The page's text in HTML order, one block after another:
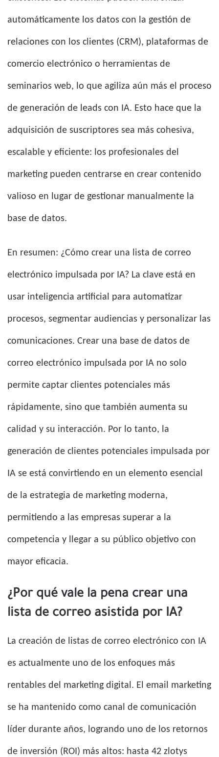
automáticamente los datos con la gestión de
relaciones con los clientes (CRM), plataformas de
comercio electrónico o herramientas de
seminarios web, lo que agiliza aún más el proceso
de generación de leads con IA. Esto hace que la
adquisición de suscriptores sea más cohesiva,
escalable y eficiente: los profesionales del
marketing pueden centrarse en crear contenido
valioso en lugar de gestionar manualmente la
base de datos.
En resumen: ¿Cómo crear una lista de correo
electrónico impulsada por IA? La clave está en
usar inteligencia artificial para automatizar
procesos, segmentar audiencias y personalizar las
comunicaciones. Crear una base de datos de
correo electrónico impulsada por IA no solo
permite captar clientes potenciales más
rápidamente, sino que también aumenta su
calidad y su interacción. Por lo tanto, la
generación de clientes potenciales impulsada por
IA se está convirtiendo en un elemento esencial
de la estrategia de marketing moderna,
permitiendo a las empresas superar a la
competencia y llegar a su público objetivo con
mayor eficacia.
¿Por qué vale la pena crear una
lista de correo asistida por IA?
La creación de listas de correo electrónico con IA
es actualmente uno de los enfoques más
rentables del marketing digital. El email marketing
se ha mantenido como canal de comunicación
líder durante años, logrando uno de los retornos
de inversión (ROI) más altos: hasta 42 zlotys